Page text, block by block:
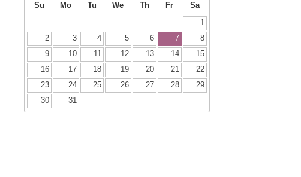
Su Mo Tu We Th Fr Sa
1
2
3 4 5 6 7
8
9
10 11 12 13 14
15
16
17 18 19 20 21
22
23
24 25 26 27 28
29
30
31